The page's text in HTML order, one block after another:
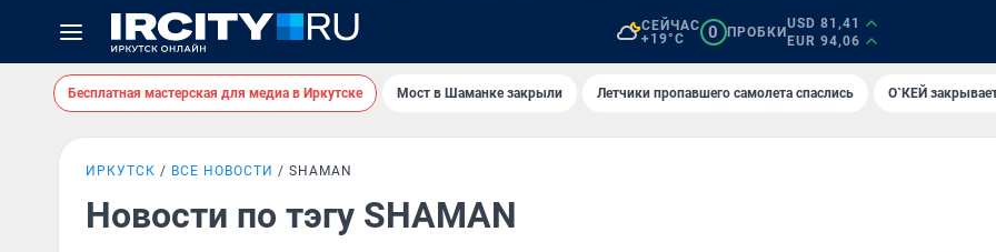
СЕЙЧАС
+19°C
0 ПРОБКИ
USD 81,41
EUR 94,06
Бесплатная мастерская для медиа в Иркутске Мост в Шаманке закрыли Летчики пропавшего самолета спаслись О`КЕЙ
ИРКУТСК ВСЕ НОВОСТИ SHAMAN
Новости по тэгу SHAMAN